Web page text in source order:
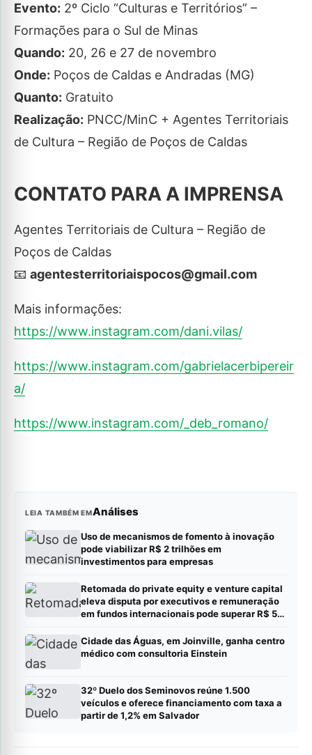
Evento: 2º Ciclo “Culturas e Territórios” –
Formações para o Sul de Minas
Quando: 20, 26 e 27 de novembro
Onde: Poços de Caldas e Andradas (MG)
Quanto: Gratuito
Realização: PNCC/MinC + Agentes Territoriais
de Cultura – Região de Poços de Caldas
CONTATO PARA A IMPRENSA
Agentes Territoriais de Cultura – Região de
Poços de Caldas
📧 agentesterritoriaispocos@gmail.com
Mais informações:
https://www.instagram.com/dani.vilas/
https://www.instagram.com/gabrielacerbipereir
a/
https://www.instagram.com/_deb_romano/
LEIA TAMBÉM EMAnálises
Uso de mecanismos de fomento à inovação
pode viabilizar R$ 2 trilhões em
investimentos para empresas
Retomada do private equity e venture capital
eleva disputa por executivos e remuneração
em fundos internacionais pode superar R$ 5
Cidade das Águas, em Joinville, ganha centro
médico com consultoria Einstein
32º Duelo dos Seminovos reúne 1.500
veículos e oferece financiamento com taxa a
partir de 1,2% em Salvador